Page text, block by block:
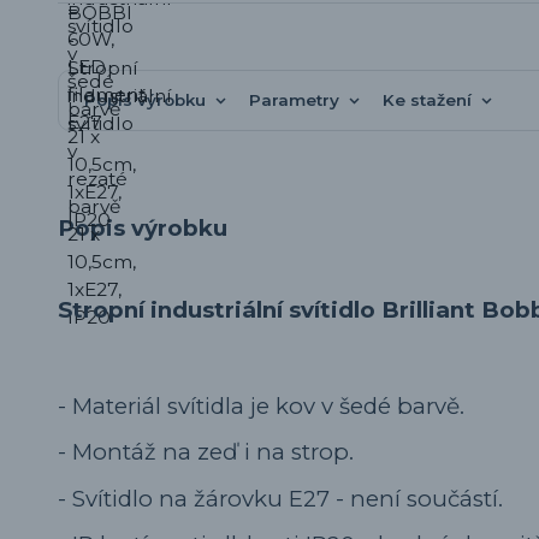
Popis výrobku Parametry Ke stažení
Popis výrobku
Stropní industriální svítidlo Brilliant
- Materiál svítidla je kov v šedé barvě.
- Montáž na zeď i na strop.
- Svítidlo na žárovku E27 - není součástí.